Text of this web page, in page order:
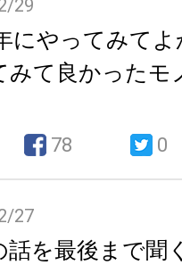
29
にやってみて
みて良かったモ
78 0
27
話を最後まで聞